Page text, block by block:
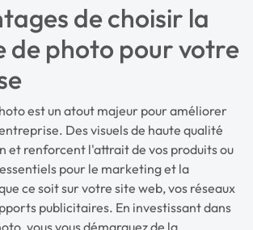
de choisir la
de photo pour votre
est un atout majeur pour améliorer
Des visuels de haute qualité
et renforcent l'attrait de vos produits ou
pour le marketing et la
ce soit sur votre site web, vos réseaux
publicitaires. En investissant dans
vous vous démarquez de la